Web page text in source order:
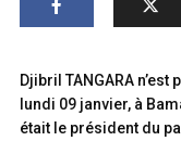
Djibril TANGARA
lundi 09 janvier, à
était le président du